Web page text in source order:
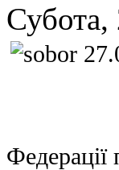
Субота,
Федерації